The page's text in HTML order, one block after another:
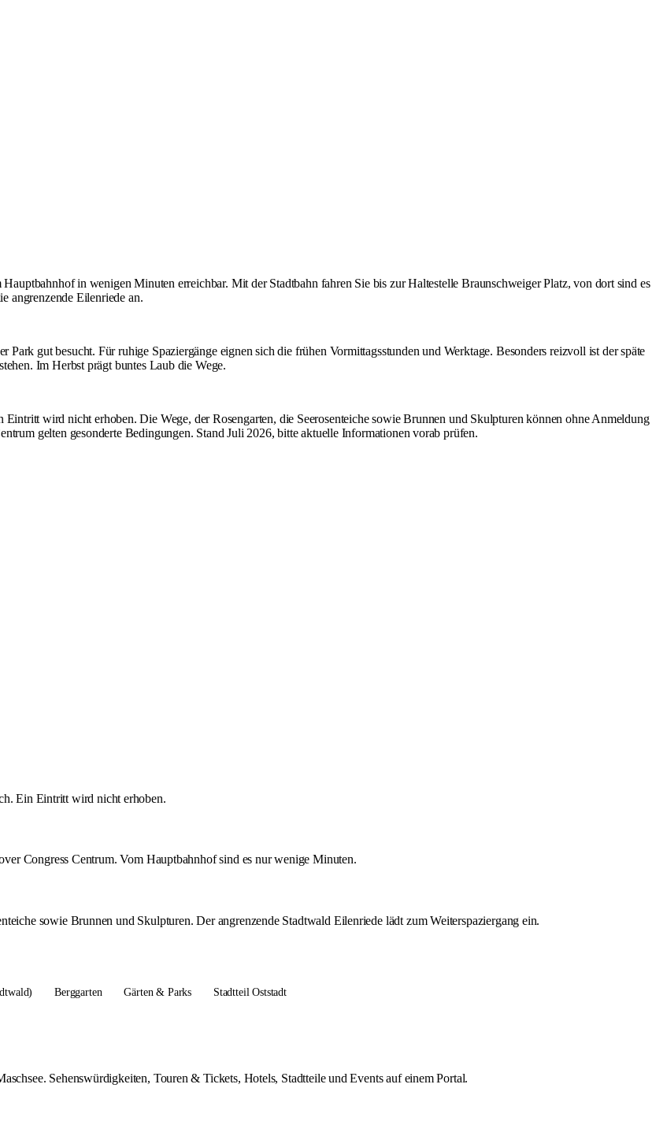
in wenigen Minuten erreichbar. Mit der Stadtbahn fahren Sie bis zur Haltestelle Braunschweiger Platz, von dort sind es
angrenzende Eilenriede an.
gut besucht. Für ruhige Spaziergänge eignen sich die frühen Vormittagsstunden und Werktage. Besonders reizvoll ist der späte
Im Herbst prägt buntes Laub die Wege.
wird nicht erhoben. Die Wege, der Rosengarten, die Seerosenteiche sowie Brunnen und Skulpturen können ohne Anmeldung
gelten gesonderte Bedingungen. Stand Juli 2026, bitte aktuelle Informationen vorab prüfen.
Ein Eintritt wird nicht erhoben.
Congress Centrum. Vom Hauptbahnhof sind es nur wenige Minuten.
sowie Brunnen und Skulpturen. Der angrenzende Stadtwald Eilenriede lädt zum Weiterspaziergang ein.
Berggarten Gärten & Parks Stadtteil Oststadt
Sehenswürdigkeiten, Touren & Tickets, Hotels, Stadtteile und Events auf einem Portal.